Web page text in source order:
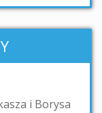
i Borysa